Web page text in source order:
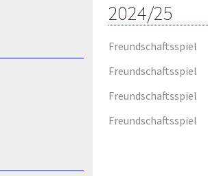
2024/25
Freundschaftsspiel
Freundschaftsspiel
Freundschaftsspiel
Freundschaftsspiel